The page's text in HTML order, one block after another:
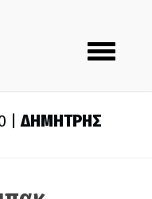
Toggle
navigation
|ΔΗΜΗΤΡΗΣ